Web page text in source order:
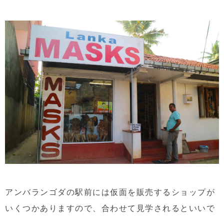
アンバランゴダの駅前には仮面を販売するショップが
いくつかありますので、合わせて見学されるといいで